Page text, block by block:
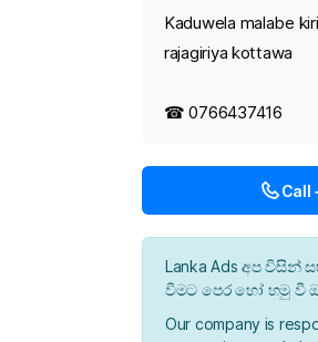
Kaduwela malabe
rajagiriya kottawa
☎ 0766437416
Call
Lanka Ads අප
වීමට පෙර හෝ හමු වී
Our company is